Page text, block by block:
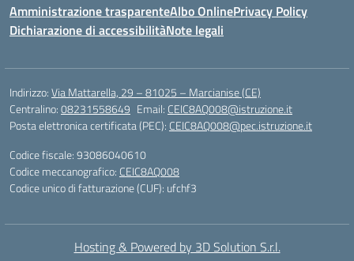
Amministrazione trasparenteAlbo OnlinePrivacy Policy
Dichiarazione di accessibilitàNote legali
Indirizzo:Via Mattarella, 29 – 81025 – Marcianise (CE)
Centralino:08231558649 Email: CEIC8AQ008@istruzione.it
Posta elettronica certificata (PEC): CEIC8AQ008@pec.istruzione.it
Codice fiscale: 93086040610
Codice meccanografico: CEIC8AQ008
Codice unico di fatturazione (CUF): ufchf3
Hosting & Powered by 3D Solution S.r.l.